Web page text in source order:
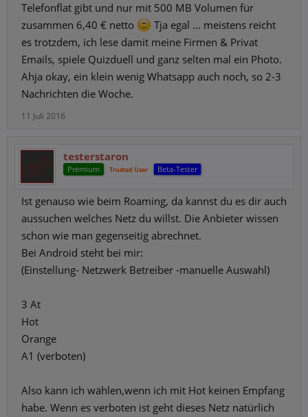
Telefonflat gibt und nur mit 500 MB Volumen für
zusammen 6,40 € netto
Tja egal ... meistens reicht
es trotzdem, ich lese damit meine Firmen & Privat
Emails, spiele Quizduell und ganz selten mal ein Photo.
Ahja okay, ein klein wenig Whatsapp auch noch, so 2-3
Nachrichten die Woche.
11 Juli 2016
testerstaron
Premium Trusted User Beta-Tester
Ist genauso wie beim Roaming, da kannst du es dir auch
aussuchen welches Netz du willst. Die Anbieter wissen
schon wie man gegenseitig abrechnet.
Bei Android steht bei mir:
(Einstellung- Netzwerk Betreiber -manuelle Auswahl)
3 At
Hot
Orange
A1 (verboten)
Also kann ich wählen,wenn ich mit Hot keinen Empfang
habe. Wenn es verboten ist geht dieses Netz natürlich